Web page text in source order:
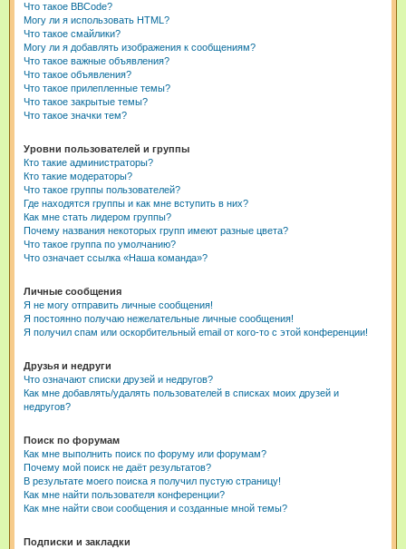
Что такое BBCode?
Могу ли я использовать HTML?
Что такое смайлики?
Могу ли я добавлять изображения к сообщениям?
Что такое важные объявления?
Что такое объявления?
Что такое прилепленные темы?
Что такое закрытые темы?
Что такое значки тем?
Уровни пользователей и группы
Кто такие администраторы?
Кто такие модераторы?
Что такое группы пользователей?
Где находятся группы и как мне вступить в них?
Как мне стать лидером группы?
Почему названия некоторых групп имеют разные цвета?
Что такое группа по умолчанию?
Что означает ссылка «Наша команда»?
Личные сообщения
Я не могу отправить личные сообщения!
Я постоянно получаю нежелательные личные сообщения!
Я получил спам или оскорбительный email от кого-то с этой конференции!
Друзья и недруги
Что означают списки друзей и недругов?
Как мне добавлять/удалять пользователей в списках моих друзей и
недругов?
Поиск по форумам
Как мне выполнить поиск по форуму или форумам?
Почему мой поиск не даёт результатов?
В результате моего поиска я получил пустую страницу!
Как мне найти пользователя конференции?
Как мне найти свои сообщения и созданные мной темы?
Подписки и закладки